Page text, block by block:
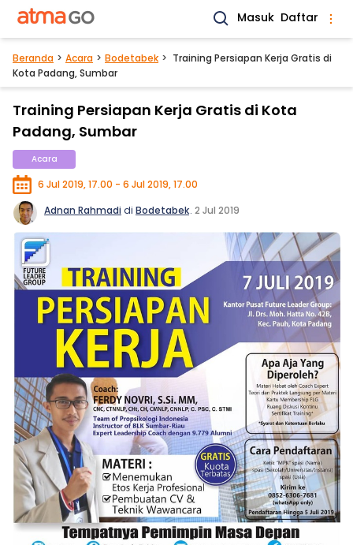
Masuk Daftar
Beranda Acara Bodetabek
Training Persiapan Kerja Gratis di
Kota Padang, Sumbar
Training Persiapan Kerja Gratis di Kota
Padang, Sumbar
Acara
6 Jul 2019, 17.00 - 6 Jul 2019, 17.00
Adnan Rahmadidi Bodetabek. 2 Jul 2019